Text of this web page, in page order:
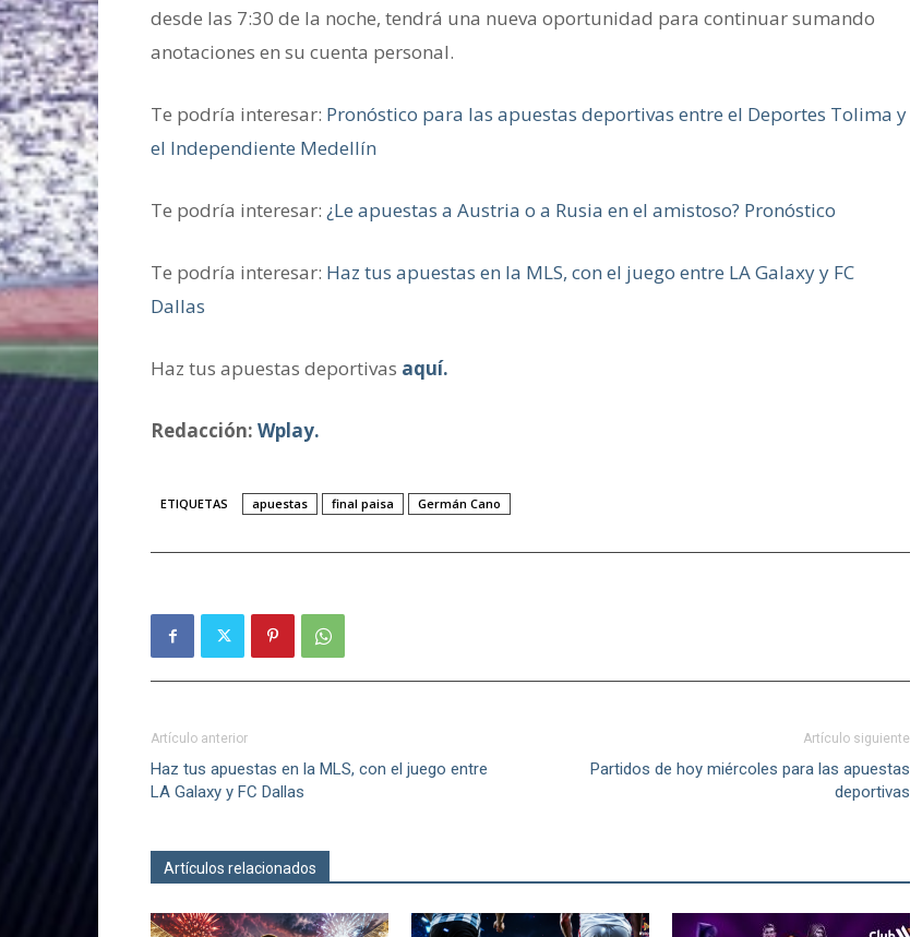
desde las 7:30 de la noche, tendrá una nueva oportunidad para continuar sumando
anotaciones en su cuenta personal.
Te podría interesar: Pronóstico para las apuestas deportivas entre el Deportes Tolima y
el Independiente Medellín
Te podría interesar: ¿Le apuestas a Austria o a Rusia en el amistoso? Pronóstico
Te podría interesar: Haz tus apuestas en la MLS, con el juego entre LA Galaxy y FC
Dallas
Haz tus apuestas deportivas aquí.
Redacción: Wplay.
ETIQUETAS apuestas final paisa Germán Cano
Artículo anterior
Haz tus apuestas en la MLS, con el juego entre
LA Galaxy y FC Dallas
Artículo siguiente
Partidos de hoy miércoles para las apuestas
deportivas
Artículos relacionados